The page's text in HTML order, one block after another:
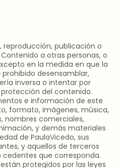
publicación o
a otras personas, o
en la medida en que la
desensamblar,
inversa o intentar por
del contenido.
e información de este
formato, imágenes, música,
nombres comerciales,
y demás materiales
de PaulaVicedo, sus
y aquellos de terceros
que corresponda.
protegidos por las leyes